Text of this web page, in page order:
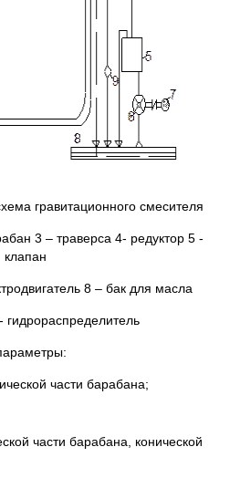
гравитационного смесителя
3 – траверса 4- редуктор 5 -
клапан
8 – бак для масла
гидрораспределитель
части баpабана;
части баpабана, конической